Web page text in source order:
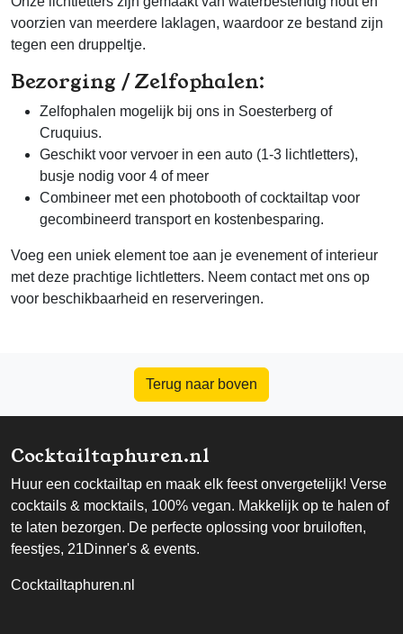
voorzien van meerdere laklagen, waardoor ze bestand zijn
tegen een druppeltje.
Bezorging / Zelfophalen:
Zelfophalen mogelijk bij ons in Soesterberg of
Cruquius.
Geschikt voor vervoer in een auto (1-3 lichtletters),
busje nodig voor 4 of meer
Combineer met een photobooth of cocktailtap voor
gecombineerd transport en kostenbesparing.
Voeg een uniek element toe aan je evenement of interieur
met deze prachtige lichtletters. Neem contact met ons op
voor beschikbaarheid en reserveringen.
Terug naar boven
Cocktailtaphuren.nl
Huur een cocktailtap en maak elk feest onvergetelijk! Verse
cocktails & mocktails, 100% vegan. Makkelijk op te halen of
te laten bezorgen. De perfecte oplossing voor bruiloften,
feestjes, 21Dinner's & events.
Cocktailtaphuren.nl